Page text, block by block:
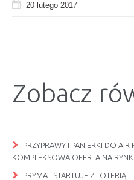
20 lutego 2017
Zobacz
PRZYPRAWY I PANIERKI DO AIR
KOMPLEKSOWA OFERTA NA
PRYMAT STARTUJE Z LOTERIĄ